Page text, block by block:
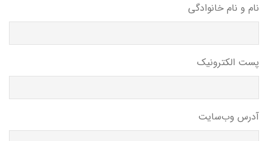
نام و نام خانوادگی
پست الکترونیک
آدرس وب‌سایت